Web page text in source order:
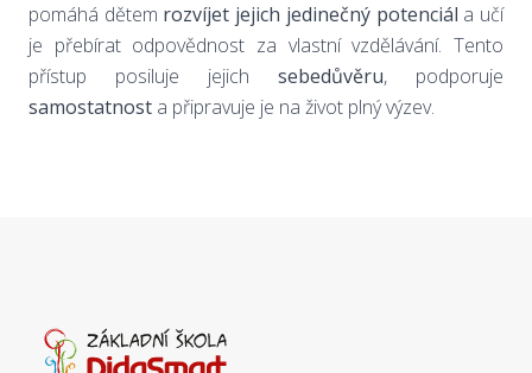
pomáhá dětem rozvíjet jejich jedinečný potenciál a učí
je přebírat odpovědnost za vlastní vzdělávání. Tento
přístup posiluje jejich sebedůvěru, podporuje
samostatnost a připravuje je na život plný výzev.